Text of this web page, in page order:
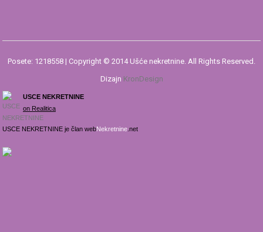
Posete: 1218558 | Copyright © 2014 Ušće nekretnine. All Rights Reserved.
Dizajn KronDesign
USCE NEKRETNINE
on Realitica
USCE NEKRETNINE je član webNekretnine .net